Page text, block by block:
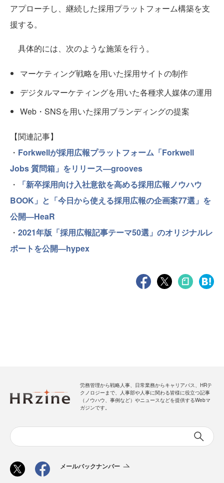
アプローチし、継続した採用プラットフォーム構築を支
援する。
具体的には、次のような施策を行う。
マーケティング戦略を用いた採用サイトの制作
デジタルマーケティングを用いた各種求人媒体の運用
Web・SNSを用いた採用ブランディングの提案
【関連記事】
・ Forkwellが採用広報プラットフォーム「Forkwell
Jobs 質問箱」をリリース―grooves
・
「新卒採用向け入社意欲を高める採用広報ノウハウ
BOOK」と「今日から使える採用広報の企画案77選」を
公開―HeaR
・ 2021年版「採用広報記事テーマ50選」のオリジナルレ
ポートを公開―hypex
労務管理から戦略人事、日常業務からキャリアパス、HRテ
クノロジーまで、人事部や人事に関わる皆様に役立つ記事
（ノウハウ、事例など）やニュースなどを提供するWebマ
ガジンです。
メールバックナンバー